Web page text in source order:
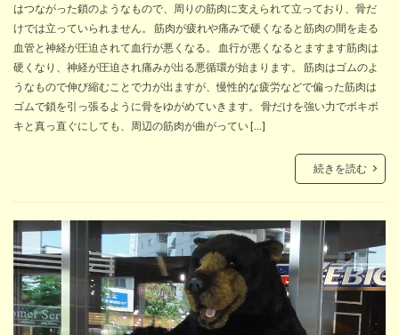
はつながった鎖のようなもので、周りの筋肉に支えられて立っており、骨だ
けでは立っていられません。 筋肉が疲れや痛みで硬くなると筋肉の間を走る
血管と神経が圧迫されて血行が悪くなる。 血行が悪くなるとますます筋肉は
硬くなり、神経が圧迫され痛みが出る悪循環が始まります。 筋肉はゴムのよ
うなもので伸び縮むことで力が出ますが、慢性的な疲労などで偏った筋肉は
ゴムで鎖を引っ張るように骨をゆがめていきます。 骨だけを強い力でボキボ
キと真っ直ぐにしても、周辺の筋肉が曲がってい […]
続きを読む